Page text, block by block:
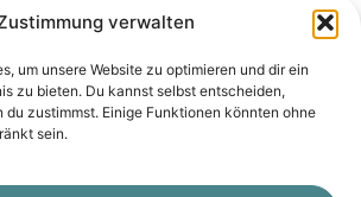
verwalten
um unsere Website zu optimieren und dir ein
zu bieten. Du kannst selbst entscheiden,
zustimmst. Einige Funktionen könnten ohne
sein.